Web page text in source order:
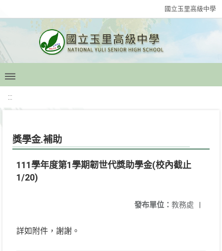
國立玉里高級中學
:::
獎學金.補助
111學年度第1學期韌世代獎助學金(校內截止
1/20)
發布單位： 教務處 |
詳如附件，謝謝。